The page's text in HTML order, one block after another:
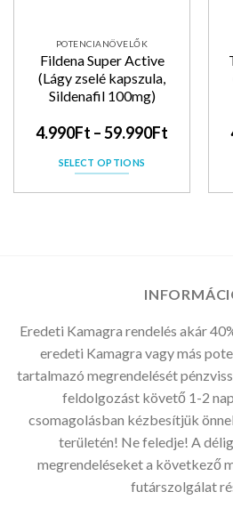
POTENCIANÖVELŐK
Fildena Super Active
(Lágy zselé kapszula,
Sildenafil 100mg)
4.990Ft –59.990Ft
SELECT OPTIONS
Eredeti Kamagra rendelés akár
eredeti Kamagra vagy más
tartalmazó megrendelését
feldolgozást követő 1-2
csomagolásban kézbesítjük
területén! Ne feledje! A
megrendeléseket a következő
futárszolgálat